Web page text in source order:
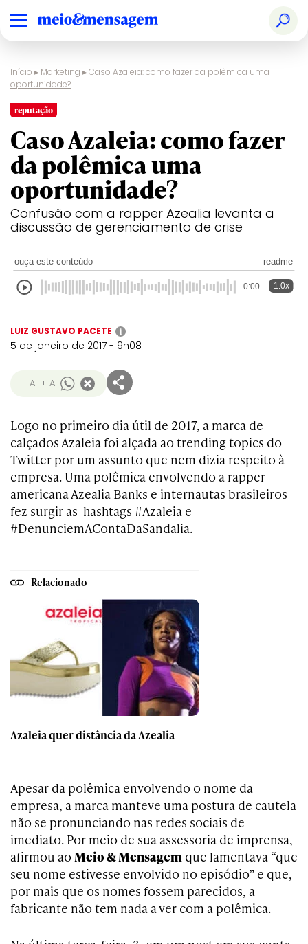
Início ▸ Marketing ▸Caso Azaleia: como fazer da polêmica uma
oportunidade?
reputação
Caso Azaleia: como fazer
da polêmica uma
oportunidade?
Confusão com a rapper Azealia levanta a
discussão de gerenciamento de crise
ouça este conteúdo readme
0:00 1.0x
LUIZ GUSTAVO PACETE i
5 de janeiro de 2017 - 9h08
- A + A
Logo no primeiro dia útil de 2017, a marca de
calçados Azaleia foi alçada ao trending topics do
Twitter por um assunto que nem dizia respeito à
empresa. Uma polêmica envolvendo a rapper
americanaAzealia Banks e internautas brasileiros
fez surgir as hashtags #Azaleia e
#DenunciemAContaDaSandalia.
Relacionado
Azaleia quer distância da Azealia
Apesar da polêmica envolvendo o nome da
empresa, a marca manteve uma postura de cautela
não se pronunciando nas redes sociais de
imediato. Por meio de sua assessoria de imprensa,
afirmou ao Meio & Mensagem que lamentava “que
seu nome estivesse envolvido no episódio” e que,
por mais que os nomes fossem parecidos, a
fabricante não tem nada a ver com a polêmica.